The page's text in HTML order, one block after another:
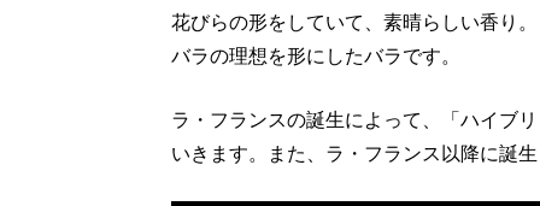
花びらの形をしていて、素晴らしい香り
バラの理想を形にしたバラです。
ラ・フランスの誕生によって、「ハイブ
いきます。また、ラ・フランス以降に誕